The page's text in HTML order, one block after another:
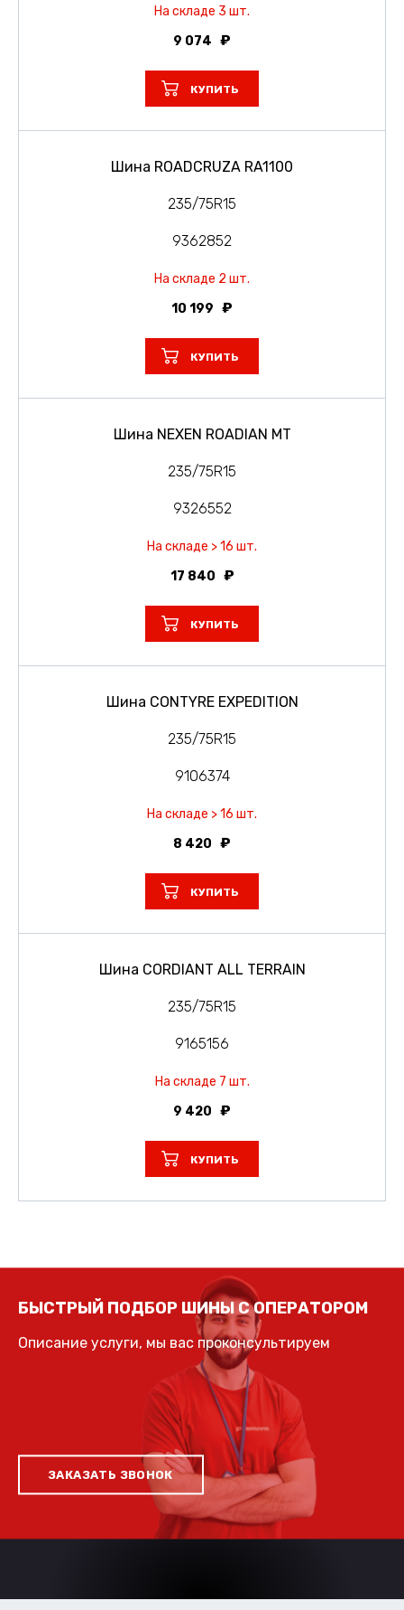
На складе 3 шт.
9 074
КУПИТЬ
Шина ROADCRUZA RA1100
235/75R15
9362852
На складе 2 шт.
10 199
КУПИТЬ
Шина NEXEN ROADIAN MT
235/75R15
9326552
На складе > 16 шт.
17 840
КУПИТЬ
Шина CONTYRE EXPEDITION
235/75R15
9106374
На складе > 16 шт.
8 420
КУПИТЬ
Шина CORDIANT ALL TERRAIN
235/75R15
9165156
На складе 7 шт.
9 420
КУПИТЬ
БЫСТРЫЙ ПОДБОР ШИНЫ С ОПЕРАТОРОМ
Описание услуги, мы вас проконсультируем
ЗАКАЗАТЬ ЗВОНОК